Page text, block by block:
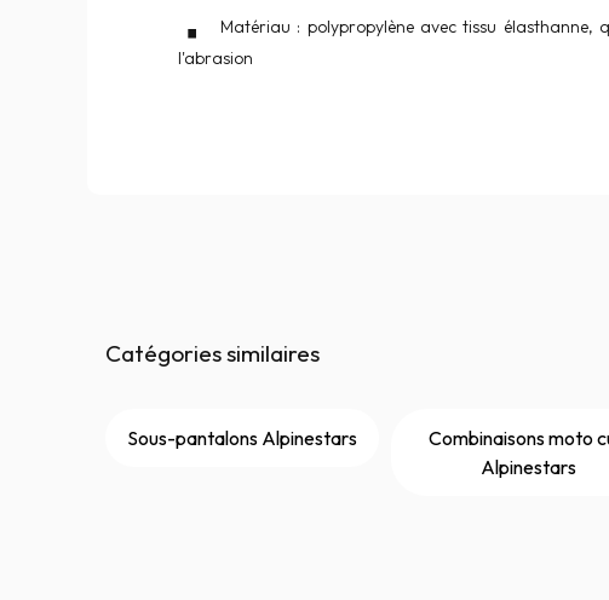
Matériau : polypropylène avec tissu élasthanne,
l'abrasion
Catégories similaires
Sous-pantalons Alpinestars
Combinaisons moto
Alpinestars